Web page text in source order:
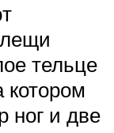
тельце
котором
ног и две